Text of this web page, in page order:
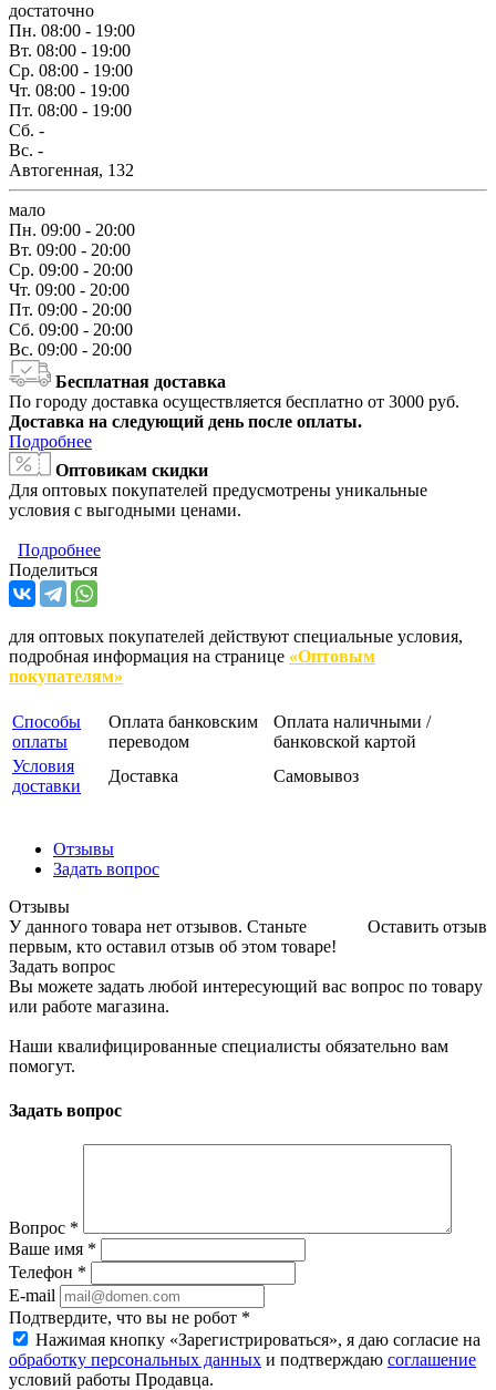
достаточно
Пн. 08:00 - 19:00
Вт. 08:00 - 19:00
Ср. 08:00 - 19:00
Чт. 08:00 - 19:00
Пт. 08:00 - 19:00
Сб. -
Вс. -
Автогенная, 132
мало
Пн. 09:00 - 20:00
Вт. 09:00 - 20:00
Ср. 09:00 - 20:00
Чт. 09:00 - 20:00
Пт. 09:00 - 20:00
Сб. 09:00 - 20:00
Вс. 09:00 - 20:00
Бесплатная доставка
По городу доставка осуществляется бесплатно от 3000 руб.
Доставка на следующий день после оплаты.
Подробнее
Оптовикам скидки
Для оптовых покупателей предусмотрены уникальные
условия с выгодными ценами.
Подробнее
Поделиться
для оптовых покупателей действуют специальные условия,
подробная информация на странице «Оптовым
покупателям»
Способы
оплаты
Оплата банковским
переводом
Оплата наличными /
банковской картой
Условия
доставки
Доставка Самовывоз
Отзывы
Задать вопрос
Отзывы
Оставить отзыв
У данного товара нет отзывов. Станьте
первым, кто оставил отзыв об этом товаре!
Задать вопрос
Вы можете задать любой интересующий вас вопрос по товару
или работе магазина.
Наши квалифицированные специалисты обязательно вам
помогут.
Задать вопрос
Вопрос *
Ваше имя *
Телефон *
E-mail
Подтвердите, что вы не робот *
Нажимая кнопку «Зарегистрироваться», я даю согласие на
обработку персональных данных и подтверждаю соглашение
условий работы Продавца.